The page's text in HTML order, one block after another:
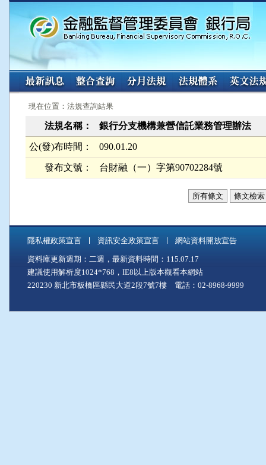
:::
現在位置：法規查詢結果
法規名稱： 銀行分支機構兼營信託業務管理辦法
公(發)布時間： 090.01.20
發布文號： 台財融（一）字第90702284號
所有條文 條文檢索
隱私權政策宣言 資訊安全政策宣言 網站資料開放宣告
資料庫更新週期：二週，最新資料時間：115.07.17
建議使用解析度1024*768，IE8以上版本觀看本網站
220230 新北市板橋區縣民大道2段7號7樓 電話：02-8968-9999